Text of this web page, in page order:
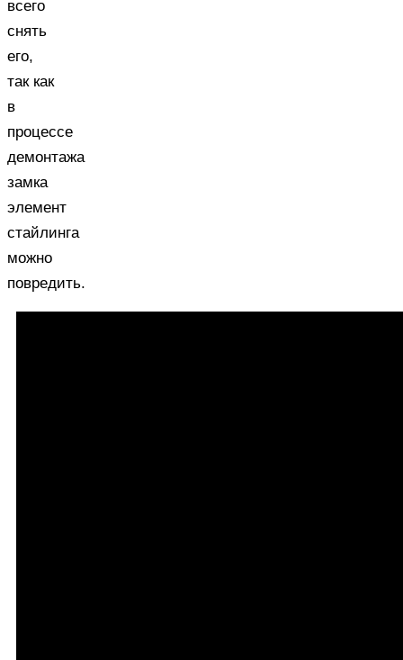
всего
снять
его,
так как
в
процессе
демонтажа
замка
элемент
стайлинга
можно
повредить.